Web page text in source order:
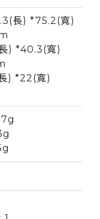
長) *75.2(寬)
) *40.3(寬)
) *22(寬)